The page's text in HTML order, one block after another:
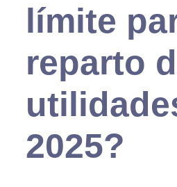
límite
reparto
2025?